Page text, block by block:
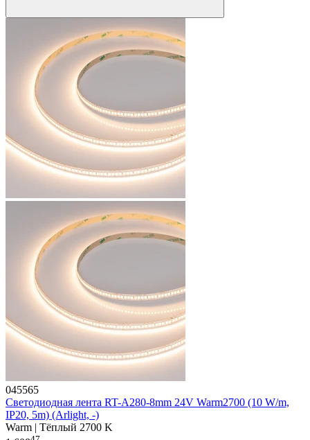
045565
Светодиодная лента RT-A280-8mm 24V Warm2700 (10 W/m,
IP20, 5m) (Arlight, -)
Warm | Тёплый 2700 K